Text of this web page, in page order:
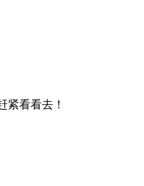
紧看看去！